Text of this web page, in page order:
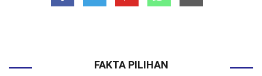
FAKTA PILIHAN